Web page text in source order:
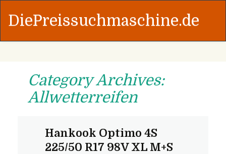
DiePreissuchmaschine.de
Category Archives:
Allwetterreifen
Hankook Optimo 4S
225/50 R17 98V XL M+S